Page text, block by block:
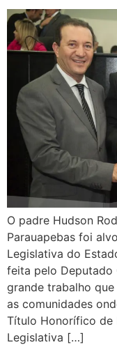
O padre Hudson
Parauapebas foi
Legislativa do
feita pelo Deputado
grande trabalho
as comunidades
Título Honorífico de
Legislativa […]